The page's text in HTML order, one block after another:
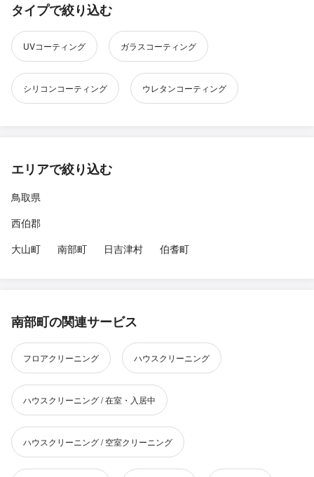
タイプで絞り込む
UVコーティング ガラスコーティング
シリコンコーティング ウレタンコーティング
エリアで絞り込む
鳥取県
西伯郡
大山町
南部町 日吉津村 伯耆町
南部町の関連サービス
フロアクリーニング ハウスクリーニング
ハウスクリーニング / 在室・入居中
ハウスクリーニング / 空室クリーニング